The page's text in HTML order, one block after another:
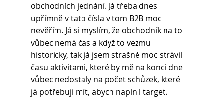
obchodních jednání. Já třeba dnes
upřímně v tato čísla v tom B2B moc
nevěřím. Já si myslím, že obchodník na to
vůbec nemá čas a když to vezmu
historicky, tak já jsem strašně moc strávil
času aktivitami, které by mě na konci dne
vůbec nedostaly na počet schůzek, které
já potřebuji mít, abych naplnil target.